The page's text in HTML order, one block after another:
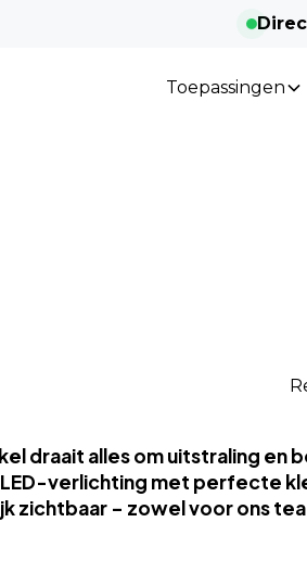
Toepassingen
draait alles om uitstraling
verlichting met perfecte
zichtbaar – zowel voor ons